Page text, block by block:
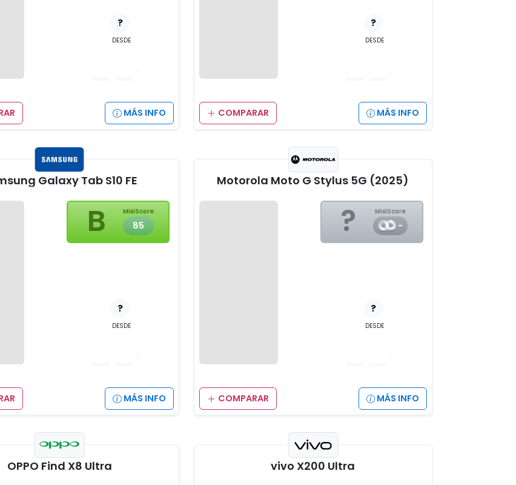
?
DESDE
MÁS INFO
?
DESDE
COMPARAR MÁS INFO
Galaxy Tab S10 FE
B MixiScore
85
?
DESDE
MÁS INFO
Motorola Moto G Stylus 5G (2025)
? MixiScore
-
?
DESDE
COMPARAR MÁS INFO
OPPO Find X8 Ultra vivo X200 Ultra